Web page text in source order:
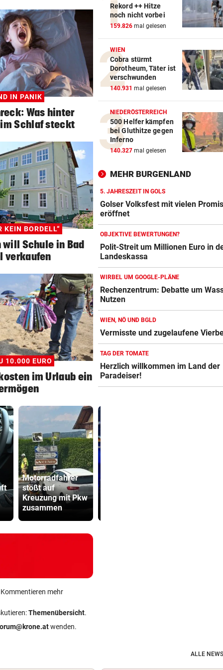
IN PANIK
Was hinter
Schlaf steckt
KEIN BORDELL“
Schule in Bad
verkaufen
10.000 EURO
im Urlaub ein
Motorradfahrer
stößt auf
Kreuzung mit Pkw
zusammen
mehr
Themenübersicht.
wenden.
Rekord ++ Hitze
noch nicht vorbei
159.826 mal gelesen
WIEN
Cobra stürmt
Dorotheum, Täter ist
verschwunden
140.931 mal gelesen
NIEDERÖSTERREICH
500 Helfer kämpfen
bei Gluthitze gegen
Inferno
140.327 mal gelesen
MEHR BURGENLAND
5. JAHRESZEIT IN GOLS
Golser Volksfest mit vielen
eröffnet
OBJEKTIVE BEWERTUNGEN?
Polit-Streit um Millionen Euro in
Landeskassa
WIRBEL UM GOOGLE-PLÄNE
Rechenzentrum: Debatte um
Nutzen
WIEN, NÖ UND BGLD
Vermisste und zugelaufene
TAG DER TOMATE
Herzlich willkommen im Land der
Paradeiser!
ALLE